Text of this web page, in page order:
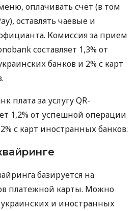
оплачивать счет (в том
оставлять чаевые и
Комиссия за прием
составляет 1,3% от
банков и 2% с карт
плата за услугу QR-
1,2% от успешной операции
с карт иностранных банков.
базируется на
платежной карты. Можно
и иностранных